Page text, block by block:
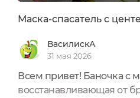
Маска-спасатель с
ВасилискА
31 мая 2026
Всем привет! Баночка с
восстанавливающая от